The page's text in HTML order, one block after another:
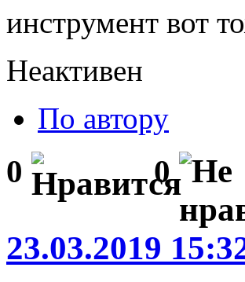
инструмент вот
Неактивен
По автору
0 0
23.03.2019